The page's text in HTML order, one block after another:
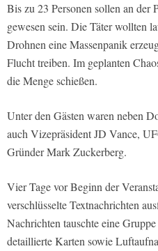
Bis zu 23 Personen sollen an
gewesen sein. Die Täter wollten
Drohnen eine Massenpanik
Flucht treiben. Im geplanten
die Menge schießen.
Unter den Gästen waren neben
auch Vizepräsident JD Vance,
Gründer Mark Zuckerberg.
Vier Tage vor Beginn der
verschlüsselte Textnachrichten
Nachrichten tauschte eine
detaillierte Karten sowie